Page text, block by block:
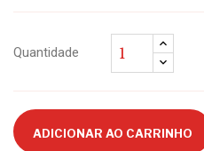
Quantidade
ADICIONAR AO CARRINHO